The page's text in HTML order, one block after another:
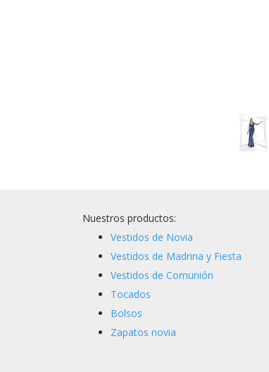
Nuestros productos:
Vestidos de Novia
Vestidos de Madrina y Fiesta
Vestidos de Comunión
Tocados
Bolsos
Zapatos novia